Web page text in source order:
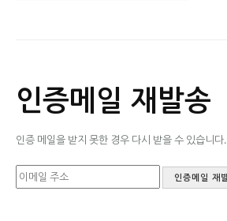
인증메일 재발송
인증 메일을 받지 못한 경우 다시 받을 수 있습니다.